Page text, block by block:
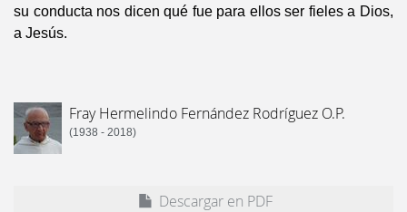
su conducta nos dicen qué fue para ellos ser fieles a Dios,
a Jesús.
Fray Hermelindo Fernández Rodríguez O.P.
(1938 - 2018)
Descargar en PDF